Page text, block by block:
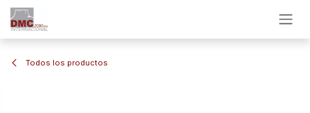
Todos los productos